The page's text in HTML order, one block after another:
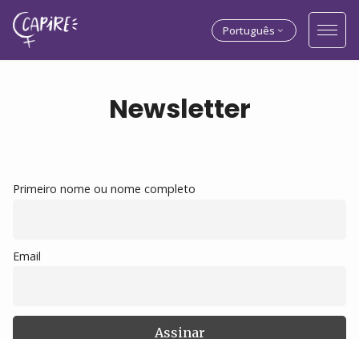
Português
Newsletter
Primeiro nome ou nome completo
Email